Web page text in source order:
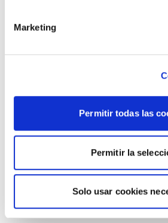
Marketing
Permitir todas las
Permitir la
Solo usar cookies